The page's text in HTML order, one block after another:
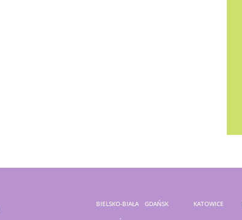
BIELSKO-BIAŁA GDAŃSK KATOWICE